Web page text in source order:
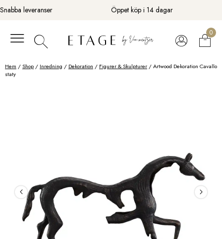
Fortsätt
till
Snabba leveranser Öppet köp i 14 dagar
0
Hem /Shop / Inredning / Dekoration / Figurer & Skulpturer / Artwood Dekoration Cavallo
staty